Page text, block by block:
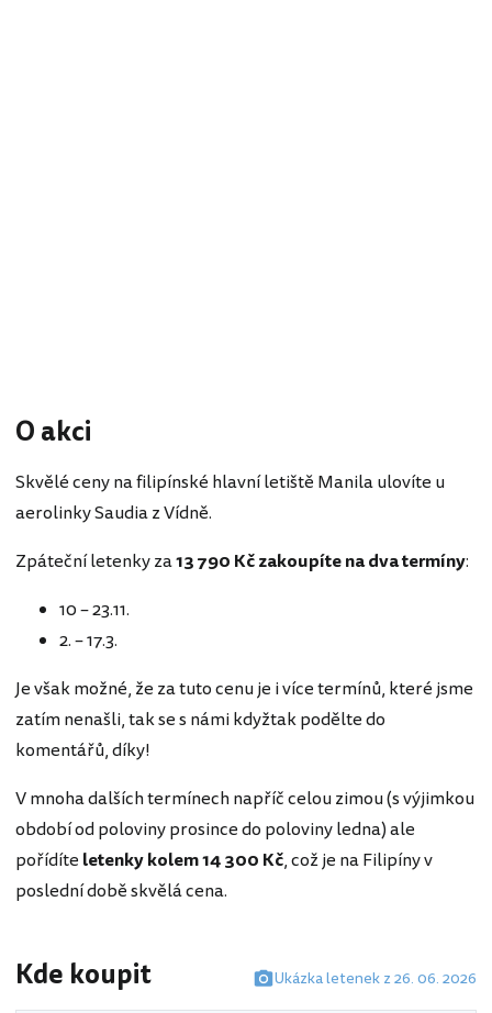
O akci
Skvělé ceny na filipínské hlavní letiště Manila ulovíte u
aerolinky Saudia z Vídně.
Zpáteční letenky za13 790 Kč zakoupíte na dva termíny:
10 – 23.11.
2. – 17.3.
Je však možné, že za tuto cenu je i více termínů, které jsme
zatím nenašli, tak se s námi kdyžtak podělte do
komentářů, díky!
V mnoha dalších termínech napříč celou zimou (s výjimkou
období od poloviny prosince do poloviny ledna) ale
pořídíte letenky kolem 14 300 Kč, což je na Filipíny v
poslední době skvělá cena.
Kde koupit Ukázka letenek z 26. 06. 2026